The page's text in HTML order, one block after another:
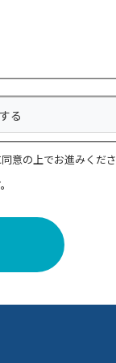
る
同意の上でお進みくだ